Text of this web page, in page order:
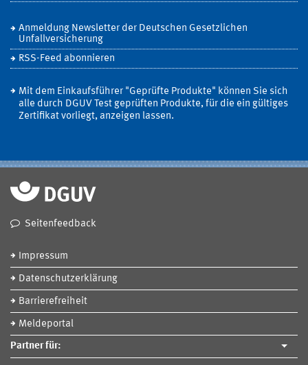
Anmeldung Newsletter der Deutschen Gesetzlichen
Unfallversicherung
RSS-Feed abonnieren
Mit dem Einkaufsführer "Geprüfte Produkte" können Sie sich
alle durch DGUV Test geprüften Produkte, für die ein gültiges
Zertifikat vorliegt, anzeigen lassen.
Seitenfeedback
Impressum
Datenschutzerklärung
Barrierefreiheit
Meldeportal
Partner für: